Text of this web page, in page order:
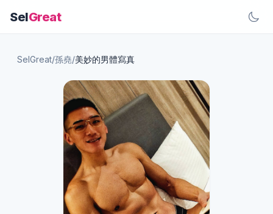
SelGreat
SelGreat/孫堯/美妙的男體寫真